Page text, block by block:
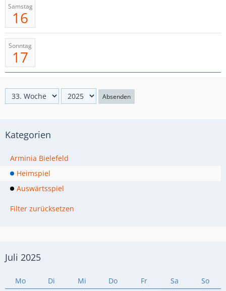
Samstag
16
Sonntag
17
Absenden
Kategorien
Arminia Bielefeld
Heimspiel
Auswärtsspiel
Filter zurücksetzen
Juli 2025
Mo Di Mi Do Fr Sa
So